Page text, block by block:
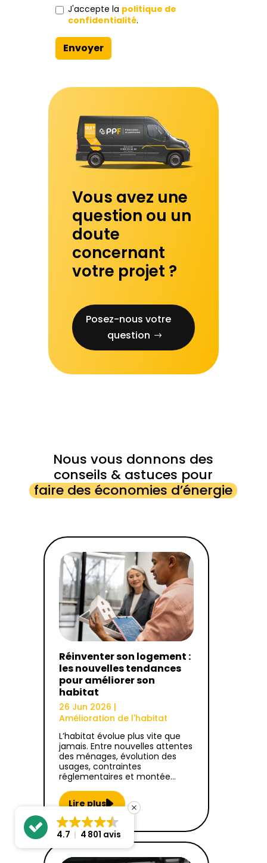
J'accepte la politique de
confidentialité.
Envoyer
Vous avez une
question ou un
doute
concernant
votre projet ?
Posez-nous votre
question
Nous vous donnons des
conseils & astuces pour
faire des économies d’énergie
Réinventer son logement :
les nouvelles tendances
pour améliorer son
habitat
26 Jun 2026 |
Amélioration de l'habitat
L’habitat évolue plus vite que
jamais. Entre nouvelles attentes
des ménages, évolution des
usages, contraintes
réglementaires et montée…
Lire plus
4.7 4 801 avis